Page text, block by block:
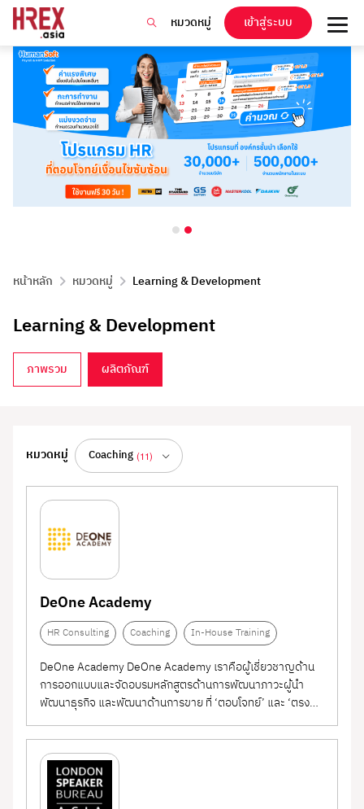
หมวดหมู่ เข้าสู่ระบบ
หน้าหลัก หมวดหมู่ Learning & Development
Learning & Development
ภาพรวม ผลิตภัณฑ์
Learning & Development
แพลตฟอร์มการเรียนรู้และพัฒนาทักษะพนักงาน เพื่อ
การเรียนรู้และพัฒนา (L&D) อย่างมีระบบ ไม่ว่าจะเป็น
Learning Management System (LMS), ระบบจัดอบรม
ออนไลน์, โปรแกรมพัฒนา Soft Skills และ Hard
Skills, แพลตฟอร์ม Microlearning, หรือระบบติดตาม
ผลการเรียนรู้ พร้อมระบบวิเคราะห์ข้อมูลเพื่อนำไปใช้
วางแผนการพัฒนาในระยะยาว
เหมาะสำหรับองค์กรที่ต้องการยกระดับศักยภาพของ
พนักงาน สร้างวัฒนธรรมการเรียนรู้อย่างต่อเนื่อง และ
เตรียมความพร้อมสำหรับการเปลี่ยนแปลงในอนาคต
หมวดหมู่ Coaching (11)
Document & SOP
(PMS)
Management System
Team Building (1)
Coaching (11)
Training
In-House Training
Knowledge
DeOne Academy
HR Consulting Coaching In-House Training
DeOne Academy DeOne Academy เราคือผู้เชี่ยวชาญด้าน
การออกแบบและจัดอบรมหลักสูตรด้านการพัฒนาภาวะผู้นำ
พัฒนาธุรกิจ และพัฒนาด้านการขาย ที่ ‘ตอบโจทย์’ และ ‘ตรง
จุด’ มุ่งเน้นหลักสูตรคุณภาพสูง พร้อมด้วยเทคนิคและเครื่องมือ
ที่จับต้องได้ สามารถนำไปใช้งานได้ทันที ทำไมต้องใช้ DeOne
Academy 1. เราเน้นการ Customize เนื้อหา...